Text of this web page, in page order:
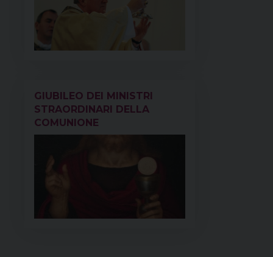
GIUBILEO DEI MINISTRI
STRAORDINARI DELLA
COMUNIONE